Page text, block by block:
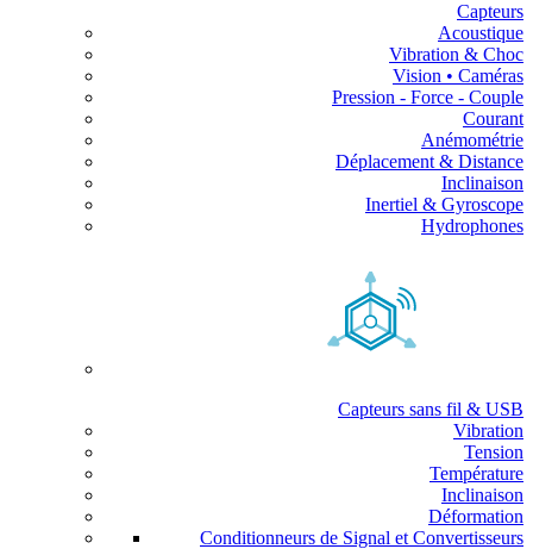
Capteurs
Acoustique
Vibration & Choc
Vision • Caméras
Pression - Force - Couple
Courant
Anémométrie
Déplacement & Distance
Inclinaison
Inertiel & Gyroscope
Hydrophones
Capteurs sans fil & USB
Vibration
Tension
Température
Inclinaison
Déformation
Conditionneurs de Signal et Convertisseurs